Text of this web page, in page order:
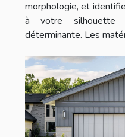
morphologie, et
à votre silhouette
déterminante. Les